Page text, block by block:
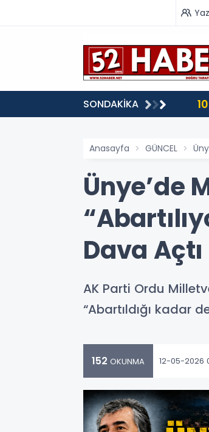
SONDAKİKA
Anasayfa GÜNCEL
Ünye’de
Dava Açtı
AK Parti Ordu
“Abartıldığı kadar
152 OKUNMA 12-05-2026